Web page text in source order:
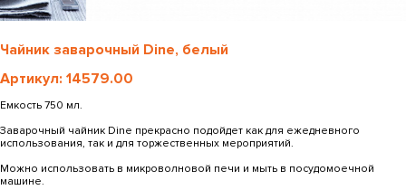
Чайник заварочный Dine, белый
Артикул: 14579.00
Емкость 750 мл.
Заварочный чайник Dine прекрасно подойдет как для ежедневного
использования, так и для торжественных мероприятий.
Можно использовать в микроволновой печи и мыть в посудомоечной
машине.